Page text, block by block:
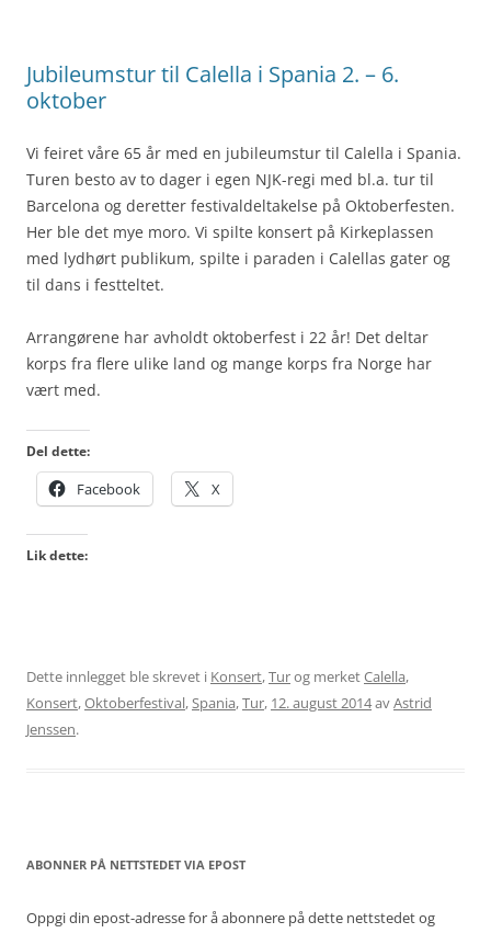
Jubileumstur til Calella i Spania 2. – 6.
oktober
Vi feiret våre 65 år med en jubileumstur til Calella i Spania.
Turen besto av to dager i egen NJK-regi med bl.a. tur til
Barcelona og deretter festivaldeltakelse på Oktoberfesten.
Her ble det mye moro. Vi spilte konsert på Kirkeplassen
med lydhørt publikum, spilte i paraden i Calellas gater og
til dans i festteltet.
Arrangørene har avholdt oktoberfest i 22 år! Det deltar
korps fra flere ulike land og mange korps fra Norge har
vært med.
Del dette:
Facebook X
Lik dette:
Dette innlegget ble skrevet i Konsert,Turog merketCalella,
Konsert,Oktoberfestival,Spania,Tur, 12. august 2014avAstrid
Jenssen.
ABONNER PÅ NETTSTEDET VIA EPOST
Oppgi din epost-adresse for å abonnere på dette nettstedet og